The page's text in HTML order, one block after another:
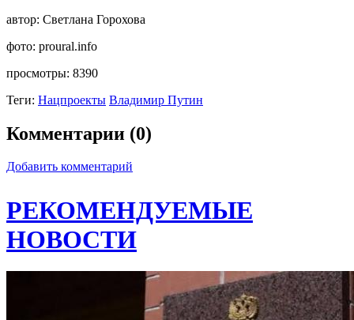
автор: Светлана Горохова
фото: proural.info
просмотры: 8390
Теги: Нацпроекты Владимир Путин
Комментарии (0)
Добавить комментарий
РЕКОМЕНДУЕМЫЕ
НОВОСТИ